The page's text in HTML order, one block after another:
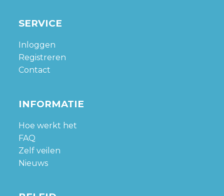
SERVICE
Inloggen
Registreren
Contact
INFORMATIE
Hoe werkt het
FAQ
Zelf veilen
Nieuws